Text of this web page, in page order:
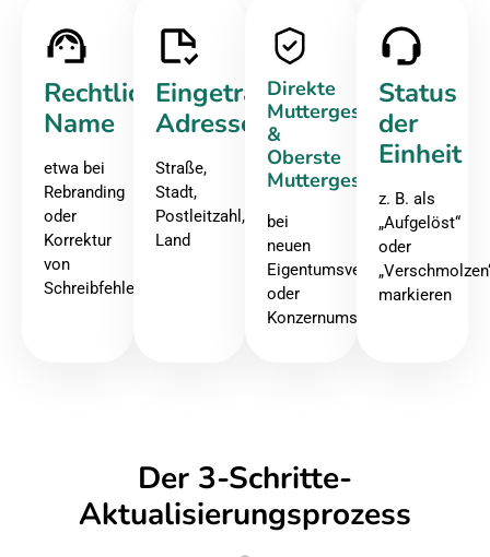
Rechtlicher
Name
etwa bei
Rebranding
oder
Korrektur
von
Schreibfehlern
Eingetragene
Adresse
Straße,
Stadt,
Postleitzahl,
Land
Direkte
Muttergesellschaft
&
Oberste
Muttergesellschaft
bei
neuen
Eigentumsverhältnissen
oder
Konzernumstrukturierungen
Status
der
Einheit
z. B. als
„Aufgelöst“
oder
markieren
Der 3-Schritte-
Aktualisierungsprozess